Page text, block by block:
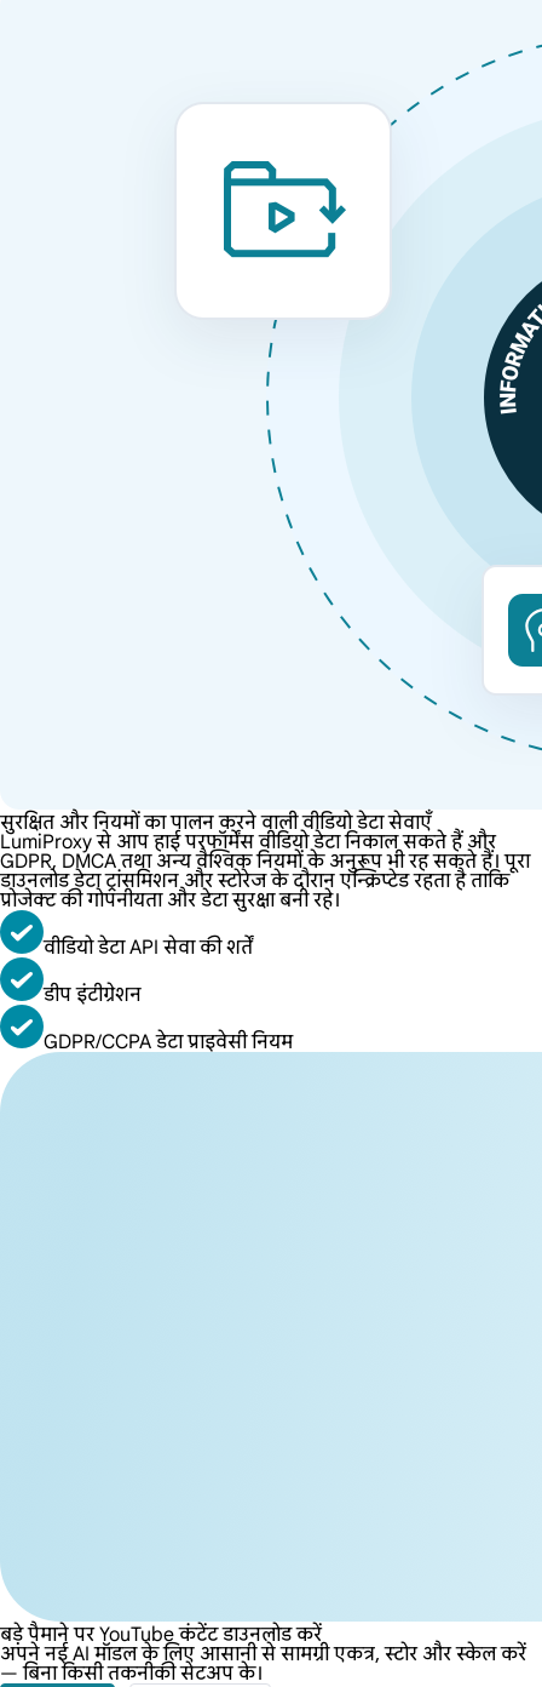
सुरक्षित और नियमों का पालन करने वाली वीडियो डेटा सेवाएँ
LumiProxy से आप हाई परफॉर्मेंस वीडियो डेटा निकाल सकते हैं और
GDPR, DMCA तथा अन्य वैश्विक नियमों के अनुरूप भी रह सकते हैं। पूरा
डाउनलोड डेटा ट्रांसमिशन और स्टोरेज के दौरान एन्क्रिप्टेड रहता है ताकि
प्रोजेक्ट की गोपनीयता और डेटा सुरक्षा बनी रहे।
वीडियो डेटा API सेवा की शर्तें
डीप इंटीग्रेशन
GDPR/CCPA डेटा प्राइवेसी नियम
बड़े पैमाने पर YouTube कंटेंट डाउनलोड करें
अपने नई AI मॉडल के लिए आसानी से सामग्री एकत्र, स्टोर और स्केल करें
— बिना किसी तकनीकी सेटअप के।